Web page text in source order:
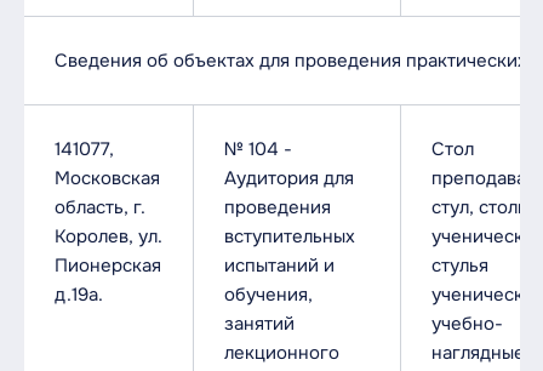
Сведения об объектах для проведения практических
141077,
Московская
область, г.
Королев, ул.
Пионерская
д.19а.
№ 104 -
Аудитория для
проведения
вступительных
испытаний и
обучения,
занятий
лекционного
Стол
стул, столы
стулья
учебно-
наглядные